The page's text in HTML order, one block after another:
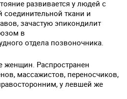
развивается у людей с
ткани и
зачастую эпикондилит
в
отдела позвоночника.
Распространен
массажистов, переносчиков,
у левшей же